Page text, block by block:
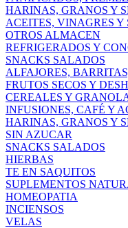
HARINAS, GRANOS Y
ACEITES, VINAGRES Y
OTROS ALMACEN
REFRIGERADOS Y
SNACKS SALADOS
ALFAJORES,
FRUTOS SECOS Y
CEREALES Y
INFUSIONES, CAFÉ Y
HARINAS, GRANOS Y
SIN AZUCAR
SNACKS SALADOS
HIERBAS
TE EN SAQUITOS
SUPLEMENTOS
HOMEOPATIA
INCIENSOS
VELAS